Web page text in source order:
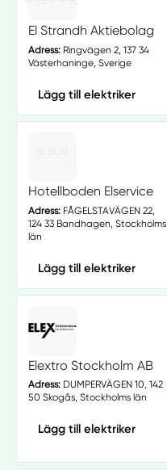
El Strandh Aktiebolag
Adress:Ringvägen 2, 137 34
Västerhaninge, Sverige
Lägg till elektriker
Hotellboden Elservice
Adress:FÅGELSTAVÄGEN 22,
124 33 Bandhagen, Stockholms
län
Lägg till elektriker
Elextro Stockholm AB
Adress:DUMPERVÄGEN 10, 142
50 Skogås, Stockholms län
Lägg till elektriker